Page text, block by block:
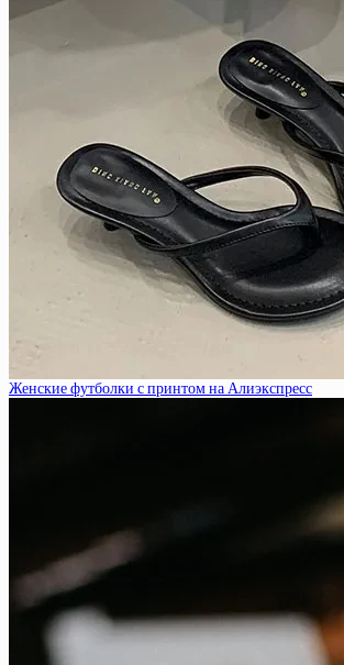
Женские футболки с принтом на Алиэкспресс